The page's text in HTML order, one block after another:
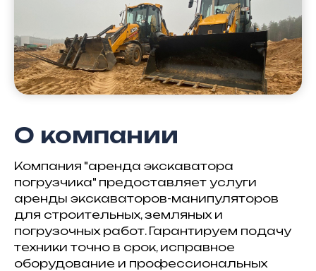
О компании
Компания "аренда экскаватора
погрузчика" предоставляет услуги
аренды экскаваторов-манипуляторов
для строительных, земляных и
погрузочных работ. Гарантируем подачу
техники точно в срок, исправное
оборудование и профессиональных